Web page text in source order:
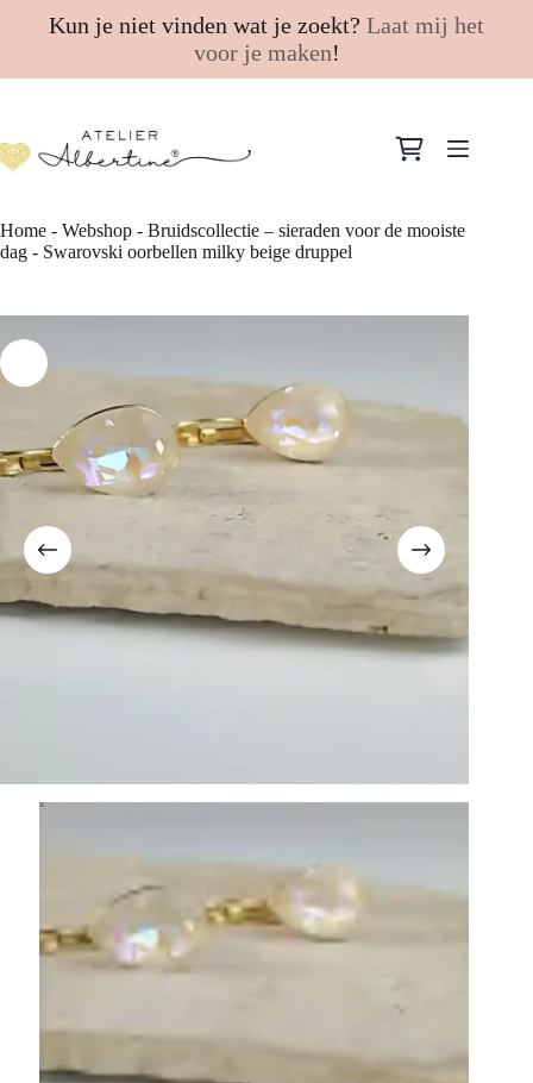
Kun je niet vinden wat je zoekt? Laat mij het
voor je maken!
de
Winkelwagen
Home - Webshop - Bruidscollectie – sieraden voor de mooiste
dag - Swarovski oorbellen milky beige druppel